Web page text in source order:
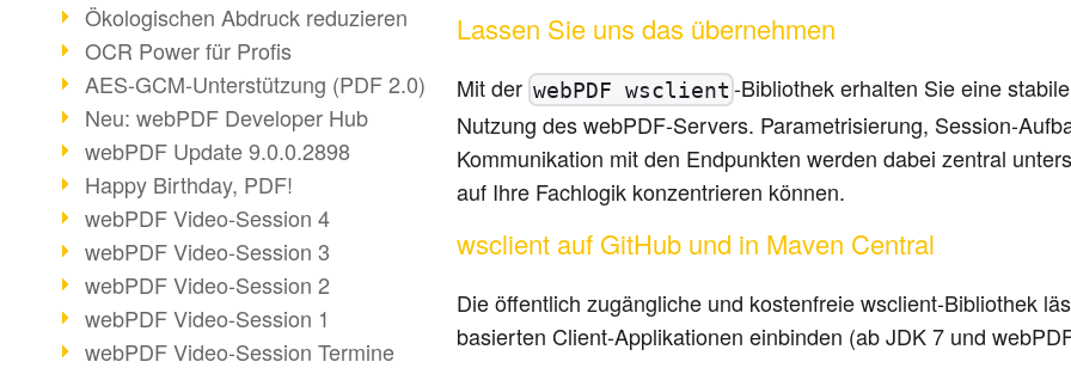
Ökologischen Abdruck reduzieren
OCR Power für Profis
AES-GCM-Unterstützung (PDF 2.0)
Neu: webPDF Developer Hub
webPDF Update 9.0.0.2898
Happy Birthday, PDF!
webPDF Video-Session 4
webPDF Video-Session 3
webPDF Video-Session 2
webPDF Video-Session 1
webPDF Video-Session Termine
Lassen Sie uns das übernehmen
Mit der webPDF wsclient -Bibliothek erhalten Sie eine
Nutzung des webPDF-Servers. Parametrisierung, Session-
Kommunikation mit den Endpunkten werden dabei zentral
auf Ihre Fachlogik konzentrieren können.
wsclient auf GitHub und in Maven Central
Die öffentlich zugängliche und kostenfreie wsclient-Bibliothek
basierten Client-Applikationen einbinden (ab JDK 7 und